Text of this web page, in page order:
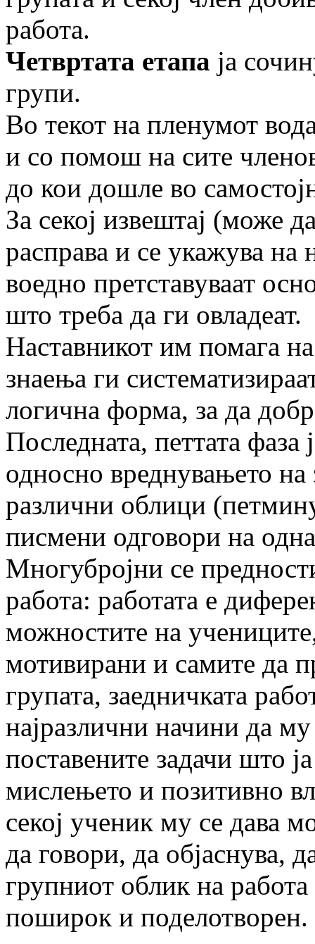
работа.
Четвртата етапа ја
групи.
Во текот на пленумот
и со помош на сите
до кои дошле во
За секој извештај (може
расправа и се укажува на
воедно претставуваат
што треба да ги овладеат.
Наставникот им помага
знаења ги
логична форма, за да
Последната, петтата фаза
односно вреднувањето на
различни облици
писмени одговори на
Многубројни се
работа: работата е
можностите на
мотивирани и самите да
групата, заедничката
најразлични начини да
поставените задачи што
мислењето и позитивно
секој ученик му се дава
да говори, да објаснува,
групниот облик на работа
поширок и поделотворен.